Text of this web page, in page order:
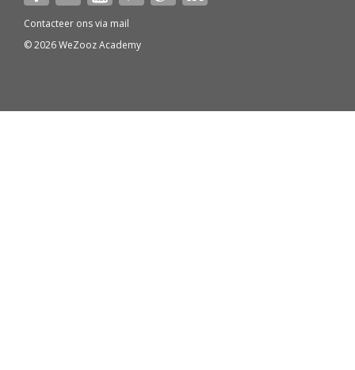
Contacteer ons via mail
© 2026 WeZooz Academy